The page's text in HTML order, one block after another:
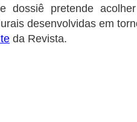
dossiê pretende
desenvolvidas em
da Revista.